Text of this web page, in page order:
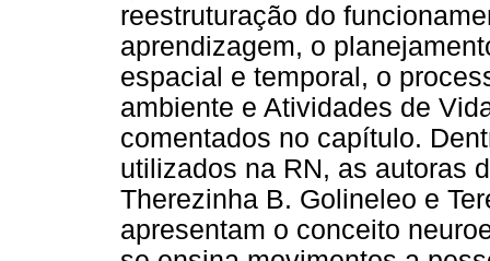
reestruturação do
aprendizagem, o
espacial e temporal, o
ambiente e Atividades de
comentados no capítulo.
utilizados na RN, as autoras
Therezinha B. Golineleo e
apresentam o conceito